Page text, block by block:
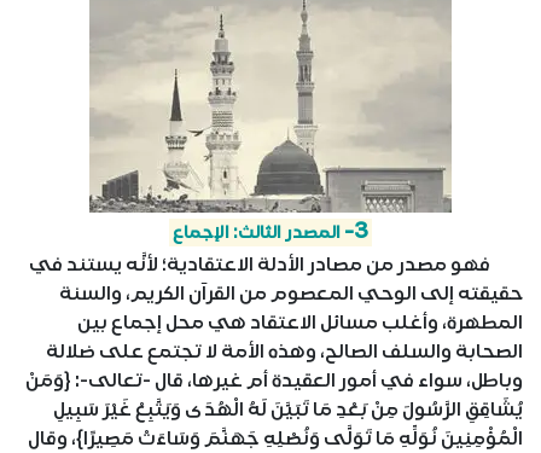
3- المصدر الثالث: الإجماع
فهو مصدر من مصادر الأدلة الاعتقادية؛ لأنَّه يستند في
حقيقته إلى الوحي المعصوم من القرآن الكريم، والسنة
المطهرة، وأغلب مسائل الاعتقاد هي محل إجماع بين
الصحابة والسلف الصالح، وهذه الأمة لا تجتمع على ضلالة
وباطل، سواء في أمور العقيدة أم غيرها، قال -تعالى-: {وَمَنْ
يُشَاقِقِ الرَّسُولَ مِنْ بَعْدِ مَا تَبَيَّنَ لَهُ الْهُدَى وَيَتَّبِعْ غَيْرَ سَبِيلِ
الْمُؤْمِنِينَ نُوَلِّهِ مَا تَوَلَّى وَنُصْلِهِ جَهَنَّمَ وَسَاءَتْ مَصِيرًا}، وقال